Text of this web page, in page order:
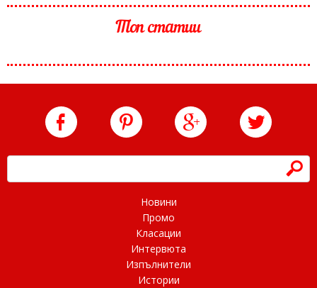
Топ статии
h
Новини
Промо
Класации
Интервюта
Изпълнители
Истории